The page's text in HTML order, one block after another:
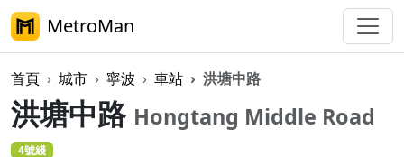
MetroMan
首頁 城市 寧波 車站 洪塘中路
洪塘中路 Hongtang Middle Road
4號綫